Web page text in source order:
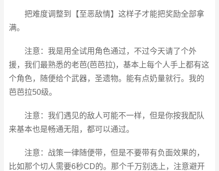
把难度调整到【至恶敌情】这样子才能把奖励全部拿
满。
注意：我是用全试用角色通过，不过今天请了个外
援，我们最熟悉的老芭(芭芭拉)，基本上每个人手上都有这
个角色，随便给个武器，圣遗物。能有点奶量就行。我的
芭芭拉50级。
注意：我们遇见的敌人可能不一样，但是你按我配队
来基本也是畅通无阻，都可以通过。
注意：战策一律随便带，但是不要带有负面效果的，
比如那个切人需要6秒CD的。那个千万别选上，注意避开